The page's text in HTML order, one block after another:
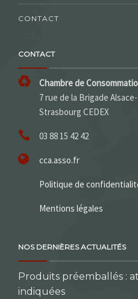
CONTACT
CONTACT
Chambre de
7 rue de la Brigade
Strasbourg CEDEX
03 88 15 42 42
cca.asso.fr
Politique de
Mentions légales
NOS DERNIÈRES ACTUALITÉS
Produits préemballés :
indiquées